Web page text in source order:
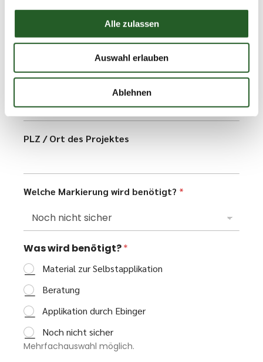
Alle zulassen
Auswahl erlauben
Ablehnen
Ich bin ...*
b
i
h
t
g
?
PLZ / Ort des Projektes
Welche Markierung wird benötigt? *
Was wird benötigt?*
Material zur Selbstapplikation
Beratung
Applikation durch Ebinger
Noch nicht sicher
Mehrfachauswahl möglich.